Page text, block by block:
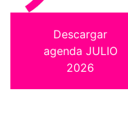
Descargar
agenda JULIO
2026